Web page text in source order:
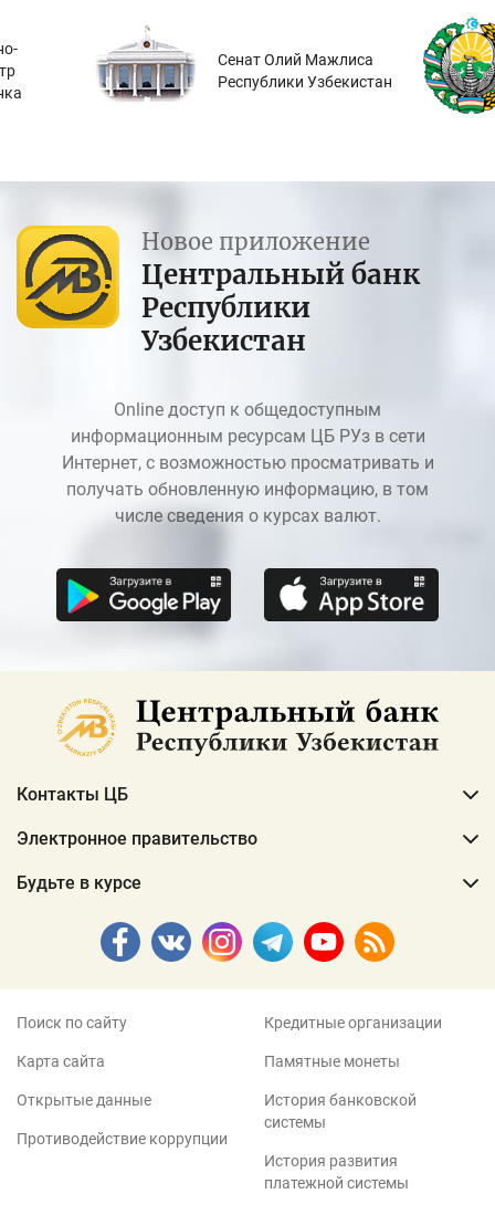
Сенат Олий Мажлиса
Республики Узбекистан
Новое приложение
Центральный банк
Республики
Узбекистан
Online доступ к общедоступным
информационным ресурсам ЦБ РУз в сети
Интернет, с возможностью просматривать и
получать обновленную информацию, в том
числе сведения о курсах валют.
Контакты ЦБ
Электронное правительство
Будьте в курсе
Поиск по сайту
Карта сайта
Открытые данные
Противодействие коррупции
Кредитные организации
Памятные монеты
История банковской
системы
История развития
платежной системы